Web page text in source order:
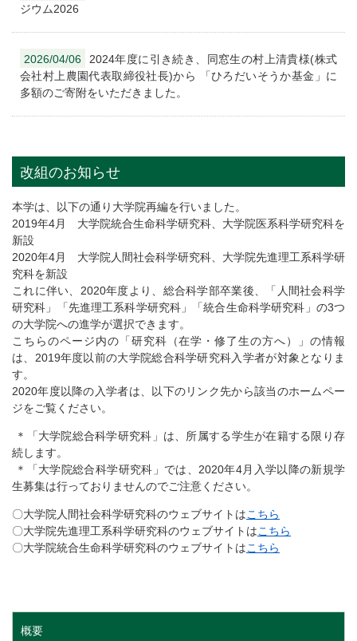
ジウム2026
2026/04/06
2024年度に引き続き、同窓生の村上清貴様(株式
会社村上農園代表取締役社長)から 「ひろだいそうか基金」に
多額のご寄附をいただきました。
改組のお知らせ
本学は、以下の通り大学院再編を行いました。
2019年4月 大学院統合生命科学研究科、大学院医系科学研究科を
新設
2020年4月 大学院人間社会科学研究科、大学院先進理工系科学研
究科を新設
これに伴い、2020年度より、総合科学部卒業後、「人間社会科学
研究科」「先進理工系科学研究科」「統合生命科学研究科」の3つ
の大学院への進学が選択できます。
こちらのページ内の「研究科（在学・修了生の方へ）」の情報
は、2019年度以前の大学院総合科学研究科入学者が対象となりま
す。
2020年度以降の入学者は、以下のリンク先から該当のホームペー
ジをご覧ください。
＊「大学院総合科学研究科」は、所属する学生が在籍する限り存
続します。
＊「大学院総合科学研究科」では、2020年4月入学以降の新規学
生募集は行っておりませんのでご注意ください。
〇大学院人間社会科学研究科のウェブサイトはこちら
〇大学院先進理工系科学研究科のウェブサイトはこちら
〇大学院統合生命科学研究科のウェブサイトはこちら
概要